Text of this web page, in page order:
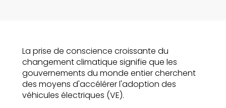
La prise de conscience croissante du
changement climatique signifie que les
gouvernements du monde entier cherchent
des moyens d'accélérer l'adoption des
véhicules électriques (VE).